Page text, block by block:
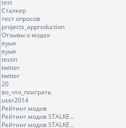
test
Сталкер
тест опросов
projects_approduction
Отзывы о модах
еуые
еуые
testin
twitter
twitter
20
во_что_поиграть
user2014
Рейтинг модов
Рейтинг модов STALKE...
Рейтинг модов STALKE...